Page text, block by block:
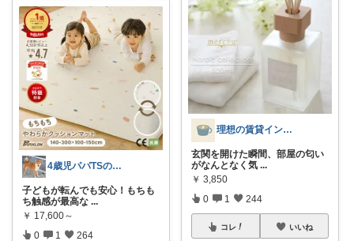
4歳児パパTSの育児おたすけROOM🎁
子どもが転んでも安心！もちも
ち触感が最高な ...
￥ 17,600～
0 1 264
理想の賃貸インテリア
玄関を開けた瞬間、部屋の匂い
がなんとなく気 ...
￥ 3,850
0 1 244
コレ いいね